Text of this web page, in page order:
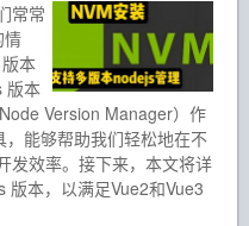
常常
情
本
版本
Version Manager）作
能够帮助我们轻松地在不
发效率。接下来，本文将详
版本，以满足Vue2和Vue3